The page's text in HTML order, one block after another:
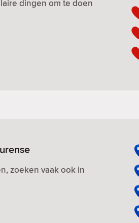
dingen om te doen
zoeken vaak ook in